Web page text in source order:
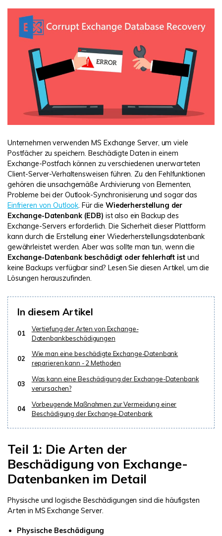
Kostenlos Testen
Recoverit kostenlos
Verlorene/gel?schte Daten kostenlos
wiederherstellen
Kostenlos Testen
Weitere Produkte
Repairit - Datenreparatur
UBackit - Datensicherung
Datenverlust-Szenarien
ALLE FUNKTIONEN ENTDECKEN
Aktuelles Thema
search
Unternehmen verwenden MS Exchange Server, um viele
Postfächer zu speichern. Beschädigte Daten in einem
Exchange-Postfach können zu verschiedenen unerwarteten
Client-Server-Verhaltensweisen führen. Zu den Fehlfunktionen
gehören die unsachgemäße Archivierung von Elementen,
Probleme bei der Outlook-Synchronisierung und sogar das
Einfrieren von Outlook. Für die Wiederherstellung der
Exchange-Datenbank (EDB) ist also ein Backup des
Exchange-Servers erforderlich. Die Sicherheit dieser Plattform
kann durch die Erstellung einer Wiederherstellungsdatenbank
gewährleistet werden. Aber was sollte man tun, wenn die
Exchange-Datenbank beschädigt oder fehlerhaft istund
keine Backups verfügbar sind? Lesen Sie diesen Artikel, um die
Lösungen herauszufinden.
In diesem Artikel
01
Vertiefung der Arten von Exchange-
Datenbankbeschädigungen
02
Wie man eine beschädigte Exchange-Datenbank
reparieren kann - 2 Methoden
03
Was kann eine Beschädigung der Exchange-Datenbank
verursachen?
04
Vorbeugende Maßnahmen zur Vermeidung einer
Beschädigung der Exchange-Datenbank
Teil 1: Die Arten der
Beschädigung von Exchange-
Datenbanken im Detail
Physische und logische Beschädigungen sind die häufigsten
Arten in MS Exchange Server.
Physische Beschädigung